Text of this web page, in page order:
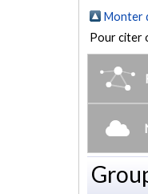
Monter
Pour citer